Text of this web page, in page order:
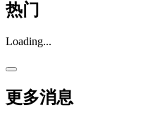
热门
Loading...
更多消息